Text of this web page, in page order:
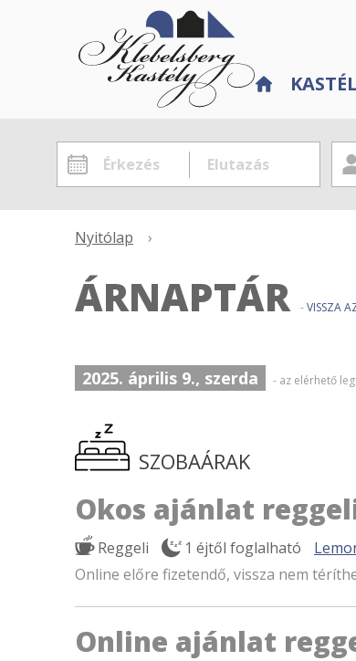
Nyitólap ›
ÁRNAPTÁR -VISSZA
2025. április 9., szerda - az elérhető
SZOBAÁRAK
Okos ajánlat
Reggeli 1 éjtől foglalható
Online előre fizetendő, vissza nem
Online ajánlat